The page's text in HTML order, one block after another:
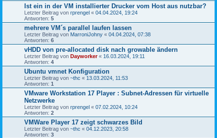
Ist ein in der VM installierter Drucker vom Host aus nutzbar?
Letzter Beitrag von rprengel « 04.04.2024, 19:24
Antworten: 5
mehrere VM´s parallel laufen lassen
Letzter Beitrag von MarroniJohny « 04.04.2024, 07:38
Antworten: 6
vHDD von pre-allocated disk nach growable ändern
Letzter Beitrag von Dayworker« 16.03.2024, 19:11
Antworten: 4
Ubuntu vmnet Konfiguration
Letzter Beitrag von ~thc « 13.03.2024, 11:53
Antworten: 1
VMware Workstation 17 Player : Subnet-Adressen für virtuelle
Netzwerke
Letzter Beitrag von rprengel « 07.02.2024, 10:24
Antworten: 2
VMWare Player 17 zeigt schwarzes Bild
Letzter Beitrag von ~thc « 04.12.2023, 20:58
Antworten: 3